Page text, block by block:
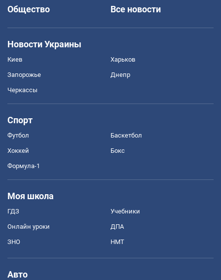
Общество
Все новости
Новости Украины
Киев Харьков
Запорожье Днепр
Черкассы
Спорт
Футбол Баскетбол
Хоккей Бокс
Формула-1
Моя школа
ГДЗ Учебники
Онлайн уроки ДПА
ЗНО НМТ
Авто